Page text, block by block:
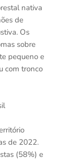
nativa
de
Os
sobre
pequeno e
com tronco
de 2022.
(58%) e